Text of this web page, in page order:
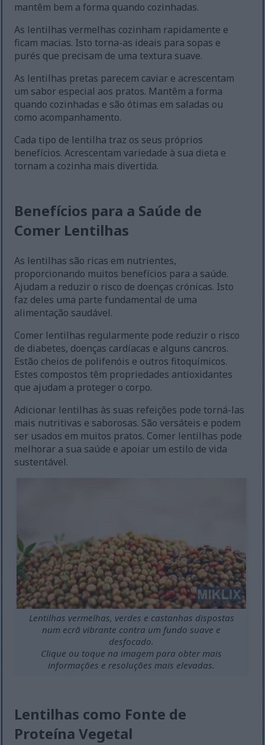
mantêm bem a forma quando cozinhadas.
As lentilhas vermelhas cozinham rapidamente e
ficam macias. Isto torna-as ideais para sopas e
purés que precisam de uma textura suave.
As lentilhas pretas parecem caviar e acrescentam
um sabor especial aos pratos. Mantêm a forma
quando cozinhadas e são ótimas em saladas ou
como acompanhamento.
Cada tipo de lentilha traz os seus próprios
benefícios. Acrescentam variedade à sua dieta e
tornam a cozinha mais divertida.
Benefícios para a Saúde de
Comer Lentilhas
As lentilhas são ricas em nutrientes,
proporcionando muitos benefícios para a saúde.
Ajudam a reduzir o risco de doenças crónicas. Isto
faz deles uma parte fundamental de uma
alimentação saudável.
Comer lentilhas regularmente pode reduzir o risco
de diabetes, doenças cardíacas e alguns cancros.
Estão cheios de polifenóis e outros fitoquímicos.
Estes compostos têm propriedades antioxidantes
que ajudam a proteger o corpo.
Adicionar lentilhas às suas refeições pode torná-las
mais nutritivas e saborosas. São versáteis e podem
ser usados em muitos pratos. Comer lentilhas pode
melhorar a sua saúde e apoiar um estilo de vida
sustentável.
Lentilhas vermelhas, verdes e castanhas dispostas
num ecrã vibrante contra um fundo suave e
desfocado.
Clique ou toque na imagem para obter mais
informações e resoluções mais elevadas.
Lentilhas como Fonte de
Proteína Vegetal